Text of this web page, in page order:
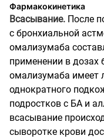
Фармакокинетика
Всасывание. После
с бронхиальной
омализумаба
применении в дозах
омализумаба имеет
однократного
подростков с БА и
всасывание
сыворотке крови